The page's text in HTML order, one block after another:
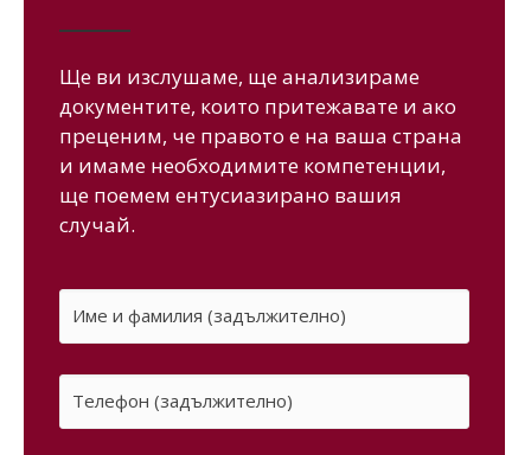
Ще ви изслушаме, ще анализираме
документите, които притежавате и ако
преценим, че правото е на ваша страна
и имаме необходимите компетенции,
ще поемем ентусиазирано вашия
случай.